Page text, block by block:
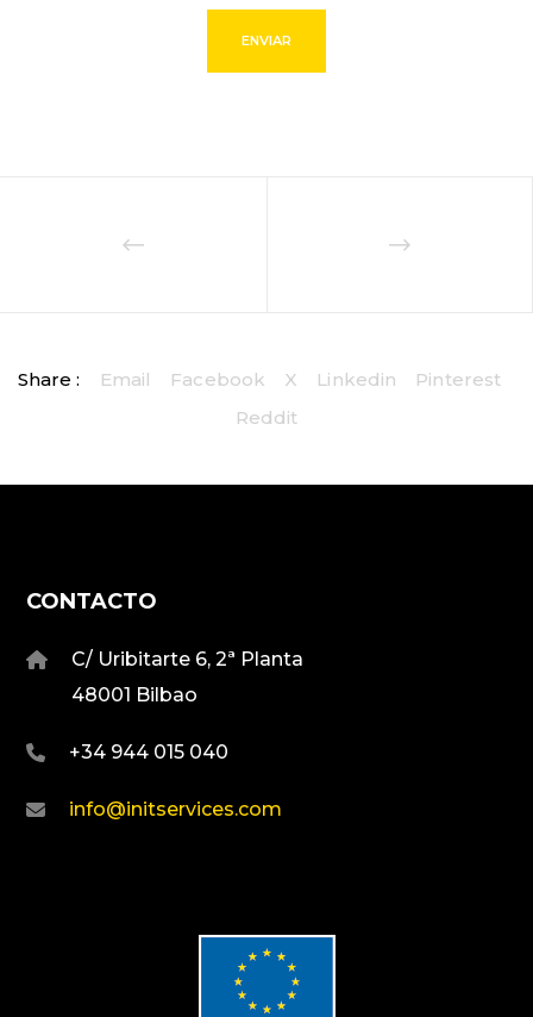
Share : Email Facebook X Linkedin
Pinterest
Reddit
CONTACTO
C/ Uribitarte 6, 2ª Planta
48001 Bilbao
+34 944 015 040
info@initservices.com